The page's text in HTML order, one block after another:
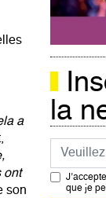
a
ont
son
la
Courriel
que je